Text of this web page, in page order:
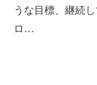
うな目標、継続
ロ…